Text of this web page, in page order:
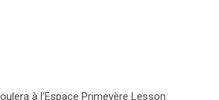
à l’Espace Primevère Lesson.